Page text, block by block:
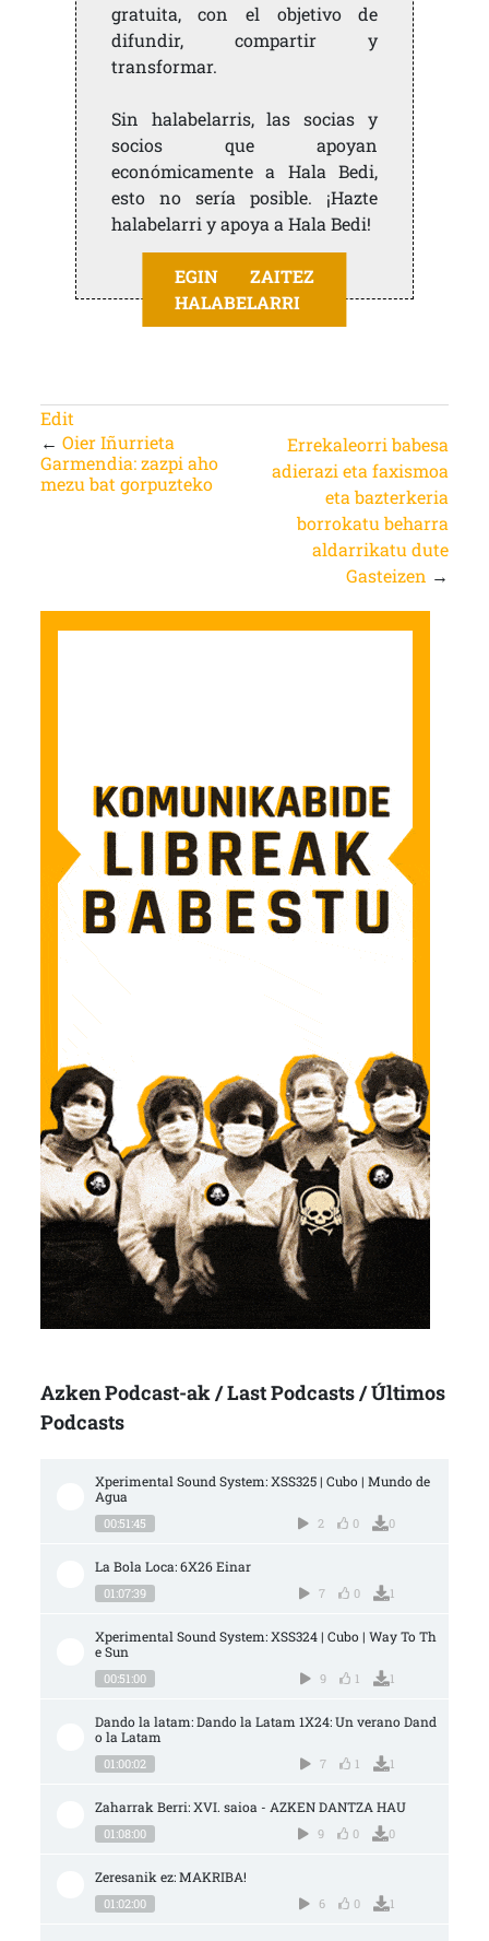
gratuita, con el objetivo de
difundir, compartir y
transformar.
Sin halabelarris, las socias y
socios que apoyan
económicamente a Hala Bedi,
esto no sería posible. ¡Hazte
halabelarri y apoya a Hala Bedi!
EGIN ZAITEZ
HALABELARRI
Edit
← Oier Iñurrieta
Garmendia: zazpi aho
mezu bat gorpuzteko
Errekaleorri babesa
adierazi eta faxismoa
eta bazterkeria
borrokatu beharra
aldarrikatu dute
Gasteizen →
Azken Podcast-ak / Last Podcasts / Últimos
Podcasts
Xperimental Sound System: XSS325 | Cubo | Mundo de
Agua
00:51:45 2 0 0
La Bola Loca: 6X26 Einar
01:07:39 7 0 1
Xperimental Sound System: XSS324 | Cubo | Way To Th
e Sun
00:51:00 9 1 1
Dando la latam: Dando la Latam 1X24: Un verano Dand
o la Latam
01:00:02 7 1 1
Zaharrak Berri: XVI. saioa - AZKEN DANTZA HAU
01:08:00 9 0 0
Zeresanik ez: MAKRIBA!
01:02:00 6 0 1